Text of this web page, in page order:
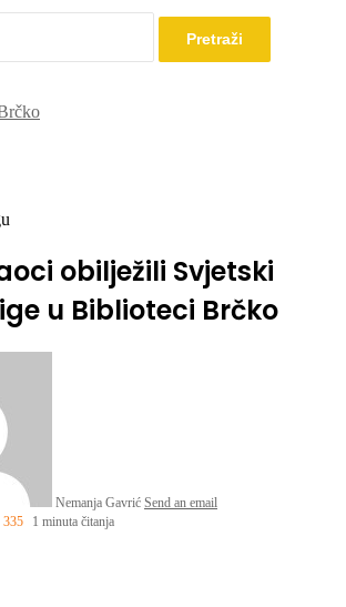
Pretraži
obilježili Svjetski
u Biblioteci Brčko
Nemanja Gavrić Send an email
335 1 minuta čitanja